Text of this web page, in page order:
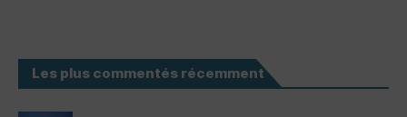
Les plus commentés récemment